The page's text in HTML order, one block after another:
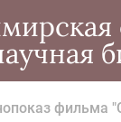
фильма